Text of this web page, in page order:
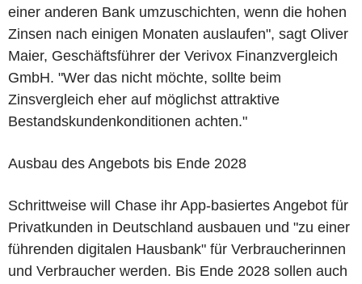
einer anderen Bank umzuschichten, wenn die hohen
Zinsen nach einigen Monaten auslaufen", sagt Oliver
Maier, Geschäftsführer der Verivox Finanzvergleich
GmbH. "Wer das nicht möchte, sollte beim
Zinsvergleich eher auf möglichst attraktive
Bestandskundenkonditionen achten."
Ausbau des Angebots bis Ende 2028
Schrittweise will Chase ihr App-basiertes Angebot für
Privatkunden in Deutschland ausbauen und "zu einer
führenden digitalen Hausbank" für Verbraucherinnen
und Verbraucher werden. Bis Ende 2028 sollen auch